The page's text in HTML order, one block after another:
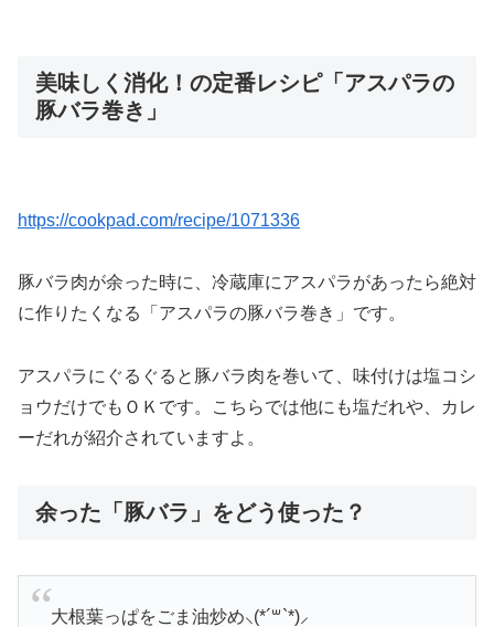
美味しく消化！の定番レシピ「アスパラの
豚バラ巻き」
https://cookpad.com/recipe/1071336
豚バラ肉が余った時に、冷蔵庫にアスパラがあったら絶対
に作りたくなる「アスパラの豚バラ巻き」です。
アスパラにぐるぐると豚バラ肉を巻いて、味付けは塩コシ
ョウだけでもＯＫです。こちらでは他にも塩だれや、カレ
ーだれが紹介されていますよ。
余った「豚バラ」をどう使った？
大根葉っぱをごま油炒め⸜(*´꒳`*)⸝